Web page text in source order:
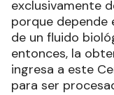
exclusivamente
porque depende
de un fluido
entonces, la
ingresa a este
para ser